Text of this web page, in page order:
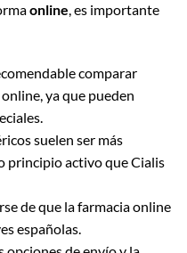
online, es importante
comparar
ya que pueden
suelen ser más
principio activo que Cialis
de que la farmacia online
españolas.